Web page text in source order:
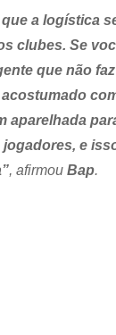
a logística
clubes. Se
que não
aparelhada
e
, afirmou Bap.